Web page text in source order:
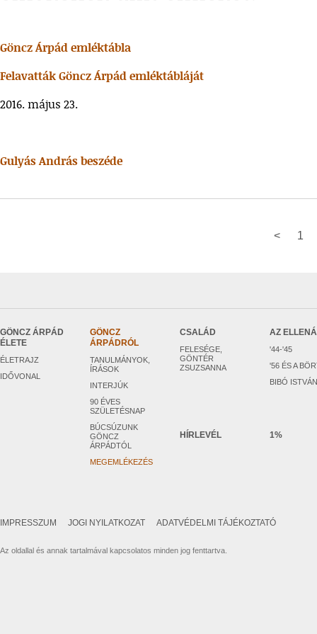
Göncz Árpád emléktábla
Felavatták Göncz Árpád emléktábláját
2016. május 23.
Gulyás András beszéde
< 1
GÖNCZ ÁRPÁD
ÉLETE
ÉLETRAJZ
IDŐVONAL
GÖNCZ
ÁRPÁDRÓL
TANULMÁNYOK,
ÍRÁSOK
INTERJÚK
90 ÉVES
SZÜLETÉSNAP
BÚCSÚZUNK
GÖNCZ
ÁRPÁDTÓL
MEGEMLÉKEZÉS
CSALÁD
FELESÉGE,
GÖNTÉR
ZSUZSANNA
AZ
'44-'45
'56 ÉS A
BIBÓ
HÍRLEVÉL 1%
IMPRESSZUM JOGI NYILATKOZAT ADATVÉDELMI TÁJÉKOZTATÓ
Az oldallal és annak tartalmával kapcsolatos minden jog fenttartva.